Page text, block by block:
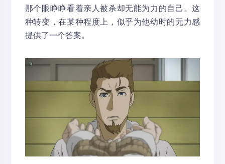
那个眼睁睁看着亲人被杀却无能为力的自己。这
种转变，在某种程度上，似乎为他幼时的无力感
提供了一个答案。